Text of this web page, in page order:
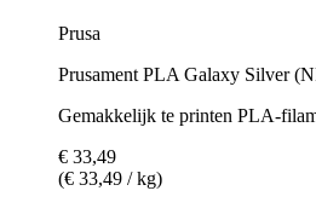
Prusa
Prusament PLA Galaxy Silver
Gemakkelijk te printen PLA-
€ 33,49
(€ 33,49 / kg)